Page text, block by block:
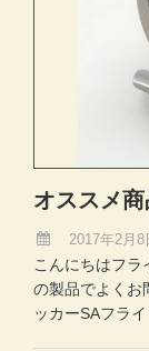
オススメ
2017年2月
こんにちはフラ
の製品でよくお
ッカーSAフラ